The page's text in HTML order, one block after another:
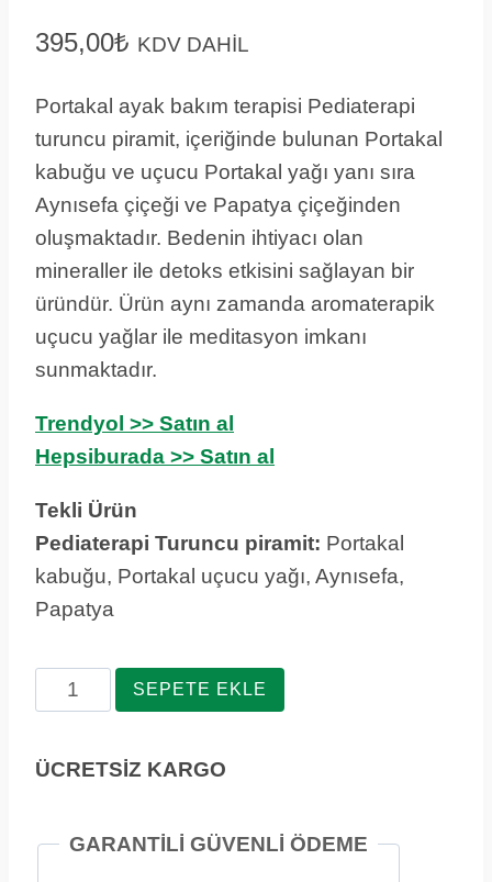
395,00₺ KDV DAHİL
Portakal ayak bakım terapisi Pediaterapi
turuncu piramit, içeriğinde bulunan Portakal
kabuğu ve uçucu Portakal yağı yanı sıra
Aynısefa çiçeği ve Papatya çiçeğinden
oluşmaktadır. Bedenin ihtiyacı olan
mineraller ile detoks etkisini sağlayan bir
üründür. Ürün aynı zamanda aromaterapik
uçucu yağlar ile meditasyon imkanı
sunmaktadır.
Trendyol >> Satın al
Hepsiburada >> Satın al
Tekli Ürün
Pediaterapi Turuncu piramit: Portakal
kabuğu, Portakal uçucu yağı, Aynısefa,
Papatya
Portakal
Ayak
Terapisi
SEPETE EKLE
ÜCRETSİZ KARGO
GARANTİLİ GÜVENLİ ÖDEME